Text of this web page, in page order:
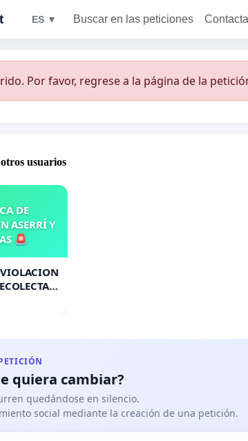
ES ▼ Buscar en las peticiones
Por favor, regrese a la página de la
usuarios
DE
ASERRÍ Y
🚨
quiera cambiar?
quedándose en silencio.
social mediante la creación de una petición.